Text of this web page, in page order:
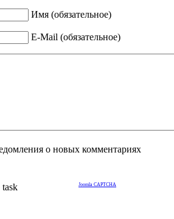
Имя (обязательное)
E-Mail (обязательное)
о новых комментариях
Joomla CAPTCHA